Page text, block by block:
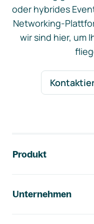
oder hybrides
Networking-
wir sind hier, um
Produkt
Unternehmen